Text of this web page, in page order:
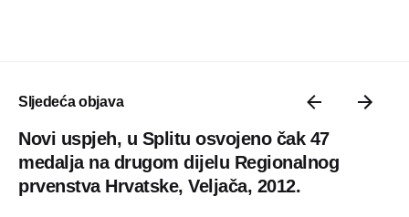
Sljedeća objava
Novi uspjeh, u Splitu osvojeno čak 47
medalja na drugom dijelu Regionalnog
prvenstva Hrvatske, Veljača, 2012.